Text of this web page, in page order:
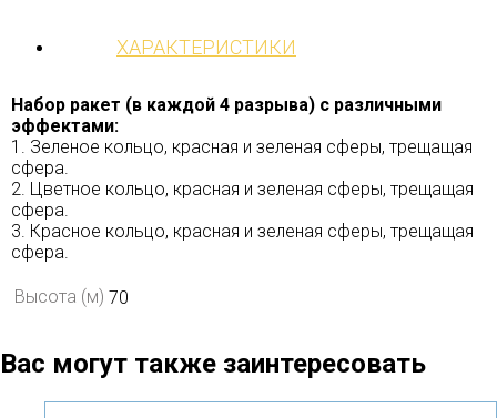
ХАРАКТЕРИСТИКИ
Набор ракет (в каждой 4 разрыва) с различными
эффектами:
1. Зеленое кольцо, красная и зеленая сферы, трещащая
сфера.
2. Цветное кольцо, красная и зеленая сферы, трещащая
сфера.
3. Красное кольцо, красная и зеленая сферы, трещащая
сфера.
Высота (м) 70
Вас могут также заинтересовать